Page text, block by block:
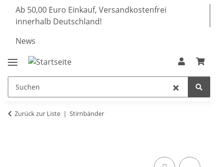
Ab 50,00 Euro Einkauf, Versandkostenfrei
innerhalb Deutschland!
News
Zurück zur Liste Stirnbänder